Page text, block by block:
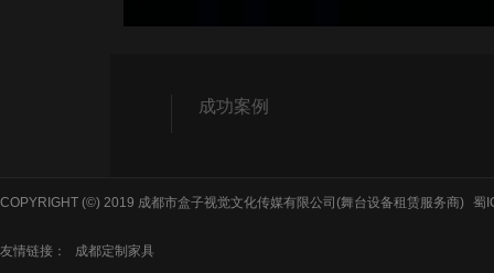
成功案例
COPYRIGHT (©) 2019 成都市盒子视觉文化传媒有限公司(舞台设备租赁服务商) 蜀
友情链接： 成都定制家具